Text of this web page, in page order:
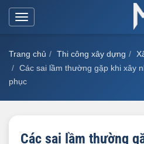
Toggle
Trang chủ Thi công xây dựng
Các sai lầm thường gặp khi xây
phục
Các sai lầm thường